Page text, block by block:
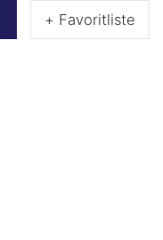
+ Favoritliste